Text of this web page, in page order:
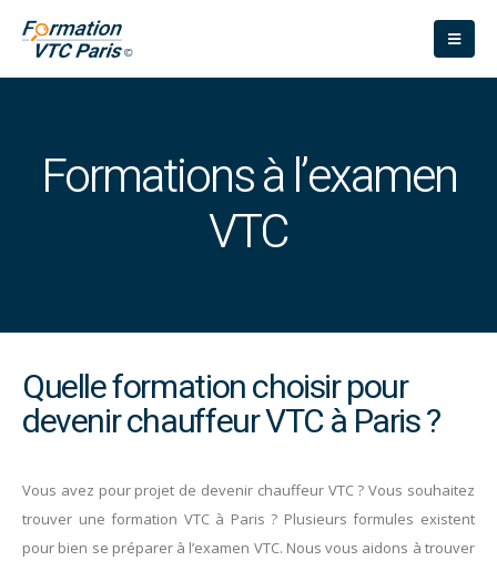
Formations à l’examen
VTC
Quelle formation choisir pour
devenir chauffeur VTC à Paris ?
Vous avez pour projet de devenir chauffeur VTC ? Vous souhaitez
trouver une formation VTC à Paris ? Plusieurs formules existent
pour bien se préparer à l’examen VTC. Nous vous aidons à trouver